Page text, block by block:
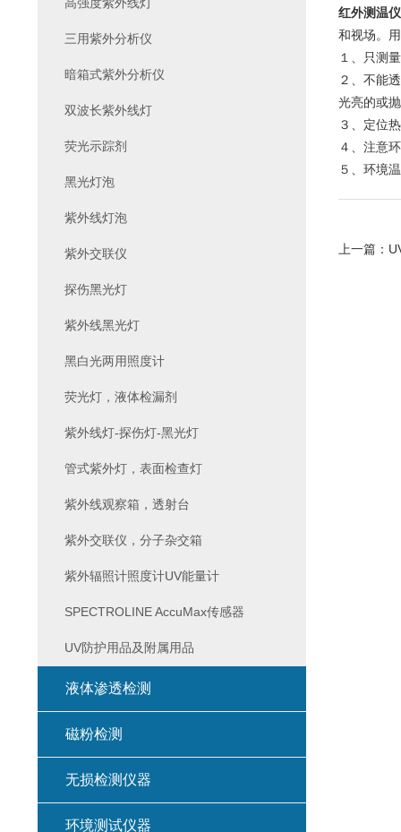
红外测温仪
和视场。
１、只测
２、不能
光亮的或
３、定位
４、注意
５、环境
上一篇：
三用紫外分析仪
暗箱式紫外分析仪
双波长紫外线灯
荧光示踪剂
黑光灯泡
紫外线灯泡
紫外交联仪
探伤黑光灯
紫外线黑光灯
黑白光两用照度计
荧光灯，液体检漏剂
紫外线灯-探伤灯-黑光灯
管式紫外灯，表面检查灯
紫外线观察箱，透射台
紫外交联仪，分子杂交箱
紫外辐照计照度计UV能量计
SPECTROLINE AccuMax传感器
UV防护用品及附属用品
液体渗透检测
磁粉检测
无损检测仪器
环境测试仪器